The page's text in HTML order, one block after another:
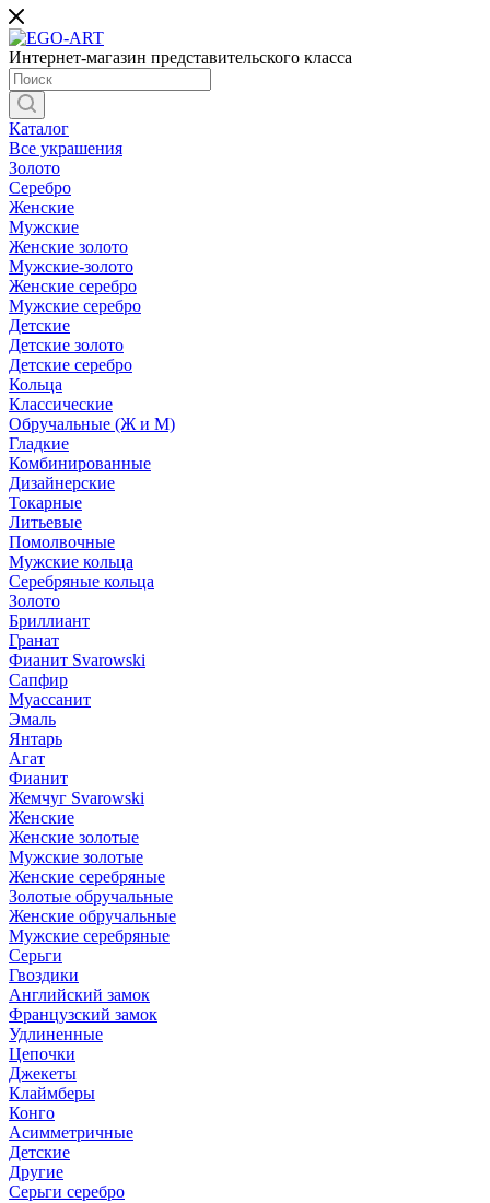
Интернет-магазин представительского класса
Каталог
Все украшения
Золото
Серебро
Женские
Мужские
Женские золото
Мужские-золото
Женские серебро
Мужские серебро
Детские
Детские золото
Детские серебро
Кольца
Классические
Обручальные (Ж и М)
Гладкие
Комбинированные
Дизайнерские
Токарные
Литьевые
Помолвочные
Мужские кольца
Серебряные кольца
Золото
Бриллиант
Гранат
Фианит Svarowski
Сапфир
Муассанит
Эмаль
Янтарь
Агат
Фианит
Жемчуг Svarowski
Женские
Женские золотые
Мужские золотые
Женские серебряные
Золотые обручальные
Женские обручальные
Мужские серебряные
Серьги
Гвоздики
Английский замок
Французский замок
Удлиненные
Цепочки
Джекеты
Клаймберы
Конго
Асимметричные
Детские
Другие
Серьги серебро